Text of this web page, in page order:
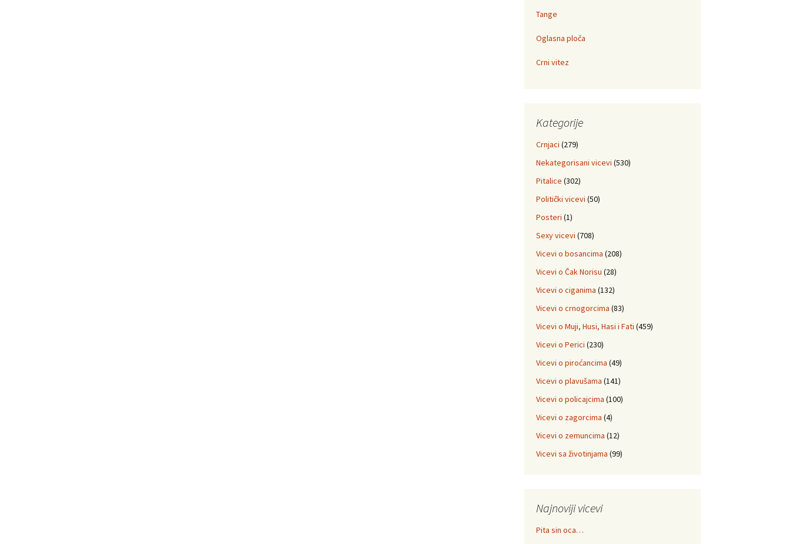
Tange
Oglasna ploča
Crni vitez
Kategorije
Crnjaci (279)
Nekategorisani vicevi (530)
Pitalice (302)
Politički vicevi (50)
Posteri (1)
Sexy vicevi (708)
Vicevi o bosancima (208)
Vicevi o Čak Norisu (28)
Vicevi o ciganima (132)
Vicevi o crnogorcima (83)
Vicevi o Muji, Husi, Hasi i Fati (459)
Vicevi o Perici (230)
Vicevi o piroćancima (49)
Vicevi o plavušama (141)
Vicevi o policajcima (100)
Vicevi o zagorcima (4)
Vicevi o zemuncima (12)
Vicevi sa životinjama (99)
Najnoviji vicevi
Pita sin oca…